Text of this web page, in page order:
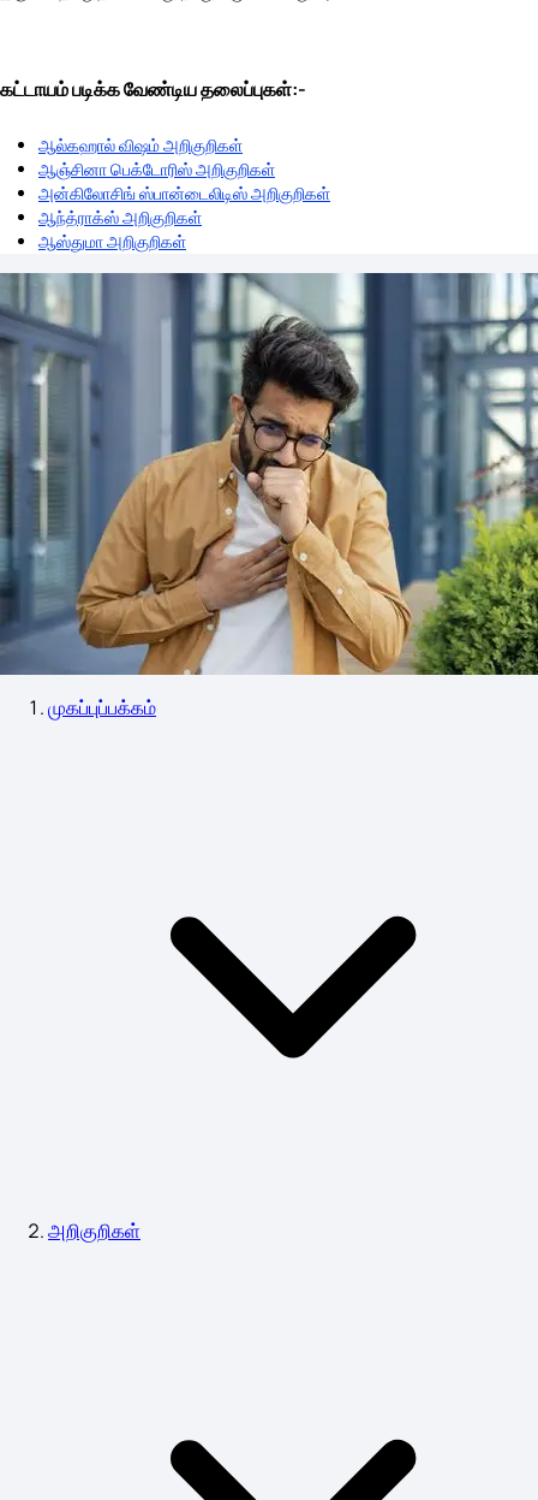
கட்டாயம் படிக்க வேண்டிய தலைப்புகள்:-
ஆல்கஹால் விஷம் அறிகுறிகள்
ஆஞ்சினா பெக்டோரிஸ் அறிகுறிகள்
அன்கிலோசிங் ஸ்பான்டைலிடிஸ் அறிகுறிகள்
ஆந்த்ராக்ஸ் அறிகுறிகள்
ஆஸ்துமா அறிகுறிகள்
முகப்புப்பக்கம்
அறிகுறிகள்